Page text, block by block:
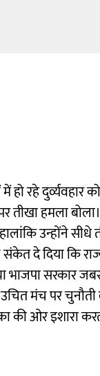
हो रहे दुर्व्यवहार
हमला
उन्होंने सीधे
दे दिया कि
भाजपा सरकार
मंच पर चुनौती
की ओर इशारा